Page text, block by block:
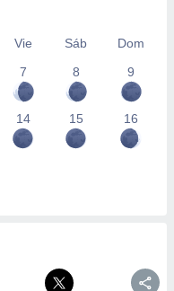
Vie Sáb
Dom
7
8 9
14 15 16